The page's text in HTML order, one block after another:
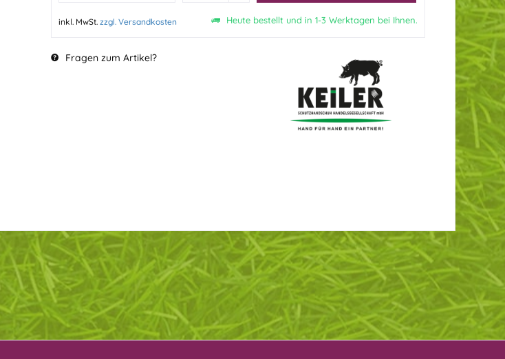
inkl. MwSt. zzgl. Versandkosten Heute bestellt und in 1-3 Werktagen bei Ihnen.
Fragen zum Artikel?